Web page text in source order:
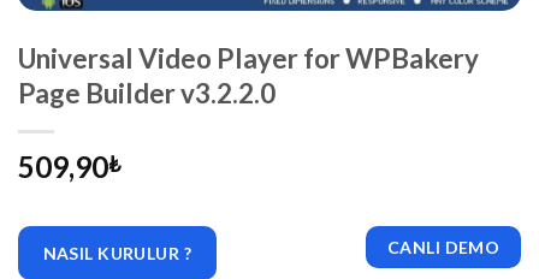
Universal Video Player for WPBakery
Page Builder v3.2.2.0
509,90₺
NASIL KURULUR ? CANLI DEMO